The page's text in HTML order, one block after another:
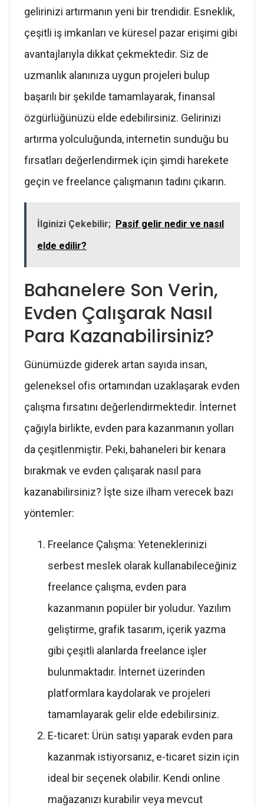
gelirinizi artırmanın yeni bir trendidir. Esneklik,
çeşitli iş imkanları ve küresel pazar erişimi gibi
avantajlarıyla dikkat çekmektedir. Siz de
uzmanlık alanınıza uygun projeleri bulup
başarılı bir şekilde tamamlayarak, finansal
özgürlüğünüzü elde edebilirsiniz. Gelirinizi
artırma yolculuğunda, internetin sunduğu bu
fırsatları değerlendirmek için şimdi harekete
geçin ve freelance çalışmanın tadını çıkarın.
İlginizi Çekebilir; Pasif gelir nedir ve nasıl
elde edilir?
Bahanelere Son Verin,
Evden Çalışarak Nasıl
Para Kazanabilirsiniz?
Günümüzde giderek artan sayıda insan,
geleneksel ofis ortamından uzaklaşarak evden
çalışma fırsatını değerlendirmektedir. İnternet
çağıyla birlikte, evden para kazanmanın yolları
da çeşitlenmiştir. Peki, bahaneleri bir kenara
bırakmak ve evden çalışarak nasıl para
kazanabilirsiniz? İşte size ilham verecek bazı
yöntemler:
Freelance Çalışma: Yeteneklerinizi
serbest meslek olarak kullanabileceğiniz
freelance çalışma, evden para
kazanmanın popüler bir yoludur. Yazılım
geliştirme, grafik tasarım, içerik yazma
gibi çeşitli alanlarda freelance işler
bulunmaktadır. İnternet üzerinden
platformlara kaydolarak ve projeleri
tamamlayarak gelir elde edebilirsiniz.
E-ticaret: Ürün satışı yaparak evden para
kazanmak istiyorsanız, e-ticaret sizin için
ideal bir seçenek olabilir. Kendi online
mağazanızı kurabilir veya mevcut